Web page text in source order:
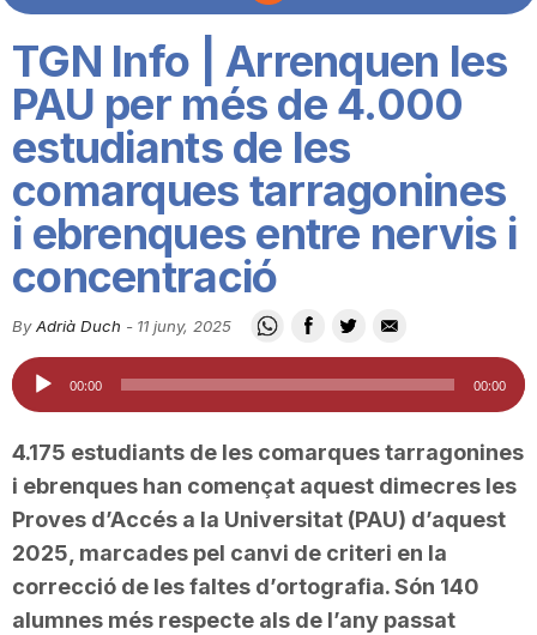
o
C
i
t
t
d
TGN Info | Arrenquen les
PAU per més de 4.000
estudiants de les
comarques tarragonines
i ebrenques entre nervis i
concentració
By Adrià Duch - 11 juny, 2025
Reproductor
d'àudio
00:00 00:00
4.175 estudiants de les comarques tarragonines
i ebrenques han començat aquest dimecres les
Proves d’Accés a la Universitat (PAU) d’aquest
2025, marcades pel canvi de criteri en la
correcció de les faltes d’ortografia. Són 140
alumnes més respecte als de l’any passat